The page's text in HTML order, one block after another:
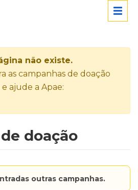
não existe.
as campanhas de doação
ajude a Apae:
doação
outras campanhas.